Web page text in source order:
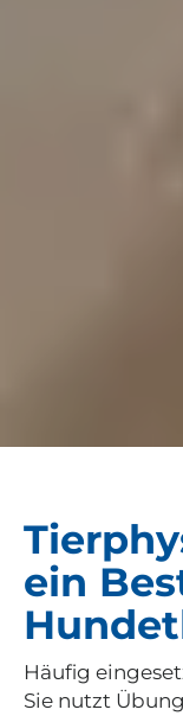
ein
Häufig
Sie nutzt